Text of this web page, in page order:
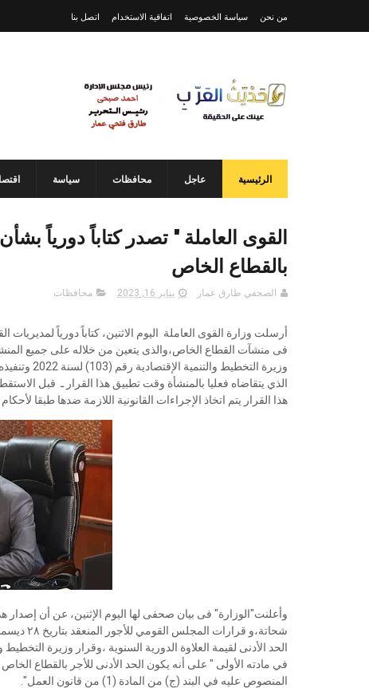
من نحن سياسة الخصوصية اتفاقية الاستخدام اتصل بنا
الرئيسية عاجل محافظات سياسة
القوى العاملة " تصدر كتاباً دورياً
بالقطاع الخاص
الصحفي طارق عمار يناير 16, 2023 محافظات
أرسلت وزارة القوى العاملة اليوم الاثنين، كتاباً دورياً
وزيرة
هذا القرار يتم اتخاذ الإجراءات القانونية اللازمة ضدها طبقا لأحكام قانون
وأعلنت"الوزارة" فى بيان صحفى لها اليوم الإثنين، عن أن إصدار
المنصوص عليه في البند (ج) من المادة (1) من قانون العمل".